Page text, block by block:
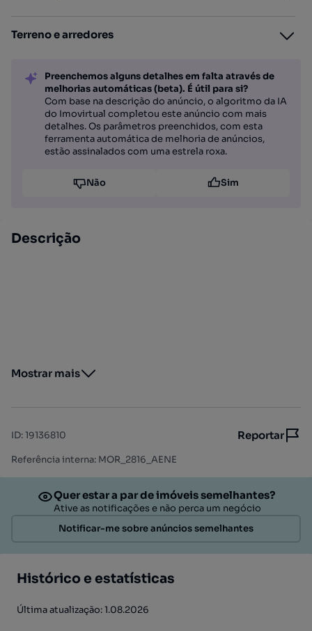
Terreno e arredores
Preenchemos alguns detalhes em falta através de
melhorias automáticas (beta). É útil para si?
Com base na descrição do anúncio, o algoritmo da IA
do Imovirtual completou este anúncio com mais
detalhes. Os parâmetros preenchidos, com esta
ferramenta automática de melhoria de anúncios,
estão assinalados com uma estrela roxa.
Não Sim
Descrição
Mostrar mais
ID:19136810 Reportar
Referência interna: MOR_2816_AENE
Quer estar a par de imóveis semelhantes?
Ative as notificações e não perca um negócio
Notificar-me sobre anúncios semelhantes
Histórico e estatísticas
Última atualização: 1.08.2026